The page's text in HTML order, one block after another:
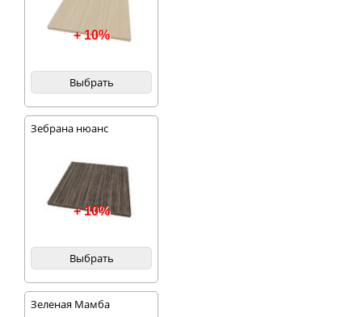
+ 10%
Выбрать
Зебрана нюанс
+ 10%
Выбрать
Зеленая Мамба